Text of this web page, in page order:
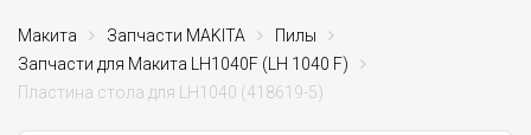
Макита Запчасти MAKITA
Пилы
Запчасти для Макита LH1040F (LH 1040 F)
Пластина стола для LH1040 (418619-5)